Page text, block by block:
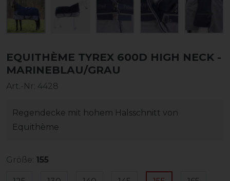
EQUITHÈME TYREX 600D HIGH NECK -
MARINEBLAU/GRAU
Art.-Nr: 4428
Regendecke mit hohem Halsschnitt von
Equithème
Größe: 155